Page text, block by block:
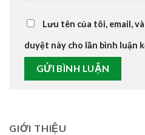
Lưu tên của tôi, email,
duyệt này cho lần bình luận
GIỚI THIỆU